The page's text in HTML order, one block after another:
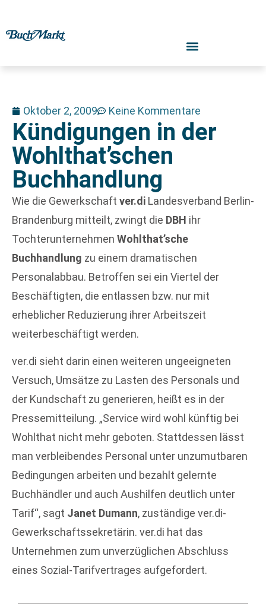
Oktober 2, 2009 Keine Kommentare
Kündigungen in der
Wohlthat’schen
Buchhandlung
Wie die Gewerkschaft ver.di Landesverband Berlin-
Brandenburg mitteilt, zwingt die DBH ihr
Tochterunternehmen Wohlthat’sche
Buchhandlung zu einem dramatischen
Personalabbau. Betroffen sei ein Viertel der
Beschäftigten, die entlassen bzw. nur mit
erheblicher Reduzierung ihrer Arbeitszeit
weiterbeschäftigt werden.
ver.di sieht darin einen weiteren ungeeigneten
Versuch, Umsätze zu Lasten des Personals und
der Kundschaft zu generieren, heißt es in der
Pressemitteilung. „Service wird wohl künftig bei
Wohlthat nicht mehr geboten. Stattdessen lässt
man verbleibendes Personal unter unzumutbaren
Bedingungen arbeiten und bezahlt gelernte
Buchhändler und auch Aushilfen deutlich unter
Tarif“, sagt Janet Dumann, zuständige ver.di-
Gewerkschaftssekretärin. ver.di hat das
Unternehmen zum unverzüglichen Abschluss
eines Sozial-Tarifvertrages aufgefordert.